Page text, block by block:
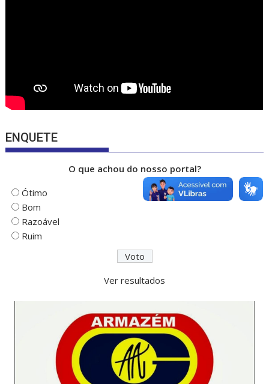
ENQUETE
O que achou do nosso portal?
Ótimo
Bom
Razoável
Ruim
Ver resultados